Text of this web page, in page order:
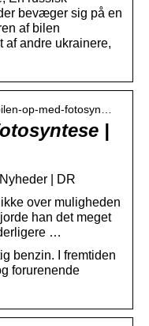
bevæger sig på en
af ​​bilen
af andre ukrainere,
op-med-fotosyn…
|
| DR
over muligheden
han det meget
…
benzin. I fremtiden
forurenende